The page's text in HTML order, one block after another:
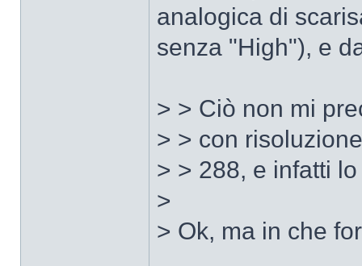
analogica di
senza "High"), e
> > Ciò non mi
> > con
> > 288, e infatti
>
> Ok, ma in che